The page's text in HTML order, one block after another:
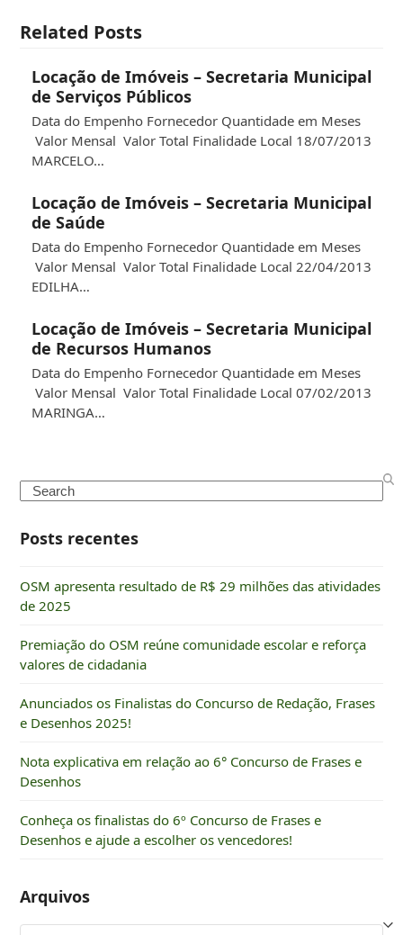
Related Posts
Locação de Imóveis – Secretaria Municipal
de Serviços Públicos
Data do Empenho Fornecedor Quantidade em Meses
Valor Mensal Valor Total Finalidade Local 18/07/2013
MARCELO…
Locação de Imóveis – Secretaria Municipal
de Saúde
Data do Empenho Fornecedor Quantidade em Meses
Valor Mensal Valor Total Finalidade Local 22/04/2013
EDILHA…
Locação de Imóveis – Secretaria Municipal
de Recursos Humanos
Data do Empenho Fornecedor Quantidade em Meses
Valor Mensal Valor Total Finalidade Local 07/02/2013
MARINGA…
Search
Posts recentes
OSM apresenta resultado de R$ 29 milhões das atividades
de 2025
Premiação do OSM reúne comunidade escolar e reforça
valores de cidadania
Anunciados os Finalistas do Concurso de Redação, Frases
e Desenhos 2025!
Nota explicativa em relação ao 6° Concurso de Frases e
Desenhos
Conheça os finalistas do 6º Concurso de Frases e
Desenhos e ajude a escolher os vencedores!
Arquivos